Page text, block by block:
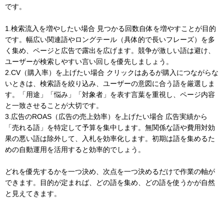
です。
1.検索流入を増やしたい場合 見つかる回数自体を増やすことが目的
です。幅広い関連語やロングテール（具体的で長いフレーズ）を多
く集め、ページと広告で露出を広げます。競争が激しい語は避け、
ユーザーが検索しやすい言い回しを優先しましょう。
2.CV（購入率）を上げたい場合 クリックはあるが購入につながらな
いときは、検索語を絞り込み、ユーザーの意図に合う語を厳選しま
す。「用途」「悩み」「対象者」を表す言葉を重視し、ページ内容
と一致させることが大切です。
3.広告のROAS（広告の売上効率）を上げたい場合 広告実績から
「売れる語」を特定して予算を集中します。無関係な語や費用対効
果の悪い語は除外して、入札を効率化します。初期は語を集めるた
めの自動運用を活用すると効率的でしょう。
どれを優先するかを一つ決め、次点を一つ決めるだけで作業の軸が
できます。目的が定まれば、どの語を集め、どの語を使うかが自然
と見えてきます。